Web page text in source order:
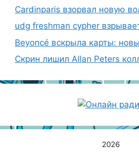
Cardinparis взорвал новую
udg freshman cypher
Beyoncé вскрыла карты:
Скрин лишил Allan Peters
2026